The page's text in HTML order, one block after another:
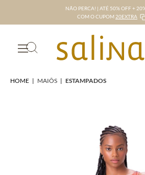
NÃO PERCA! | ATÉ 50% OFF +
COM O CUPOM 20EXTRA
HOME | MAIÔS | ESTAMPADOS